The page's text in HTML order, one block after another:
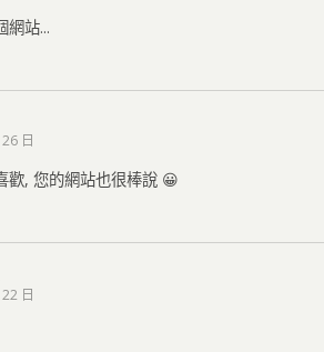
網站...
日
歡, 您的網站也很棒說 😀
日